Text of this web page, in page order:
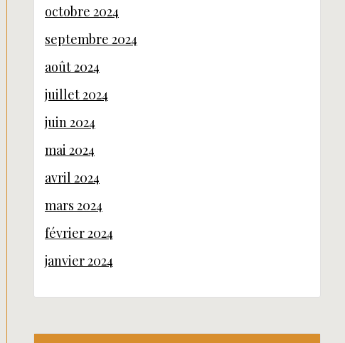
octobre 2024
septembre 2024
août 2024
juillet 2024
juin 2024
mai 2024
avril 2024
mars 2024
février 2024
janvier 2024